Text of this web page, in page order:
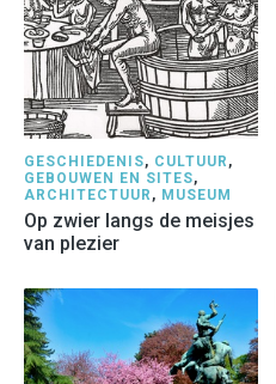
GESCHIEDENIS, CULTUUR ,
GEBOUWEN EN SITES,
ARCHITECTUUR , MUSEUM
Op zwier langs de meisjes
van plezier